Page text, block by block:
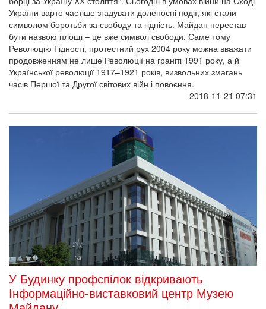
України варто частіше згадувати доленосні події, які стали
символом боротьби за свободу та гідність. Майдан перестав
бути назвою площі – це вже символ свободи. Саме тому
Революцію Гідності, протестний рух 2004 року можна вважати
продовженням не лише Революції на граніті 1991 року, а й
Української революції 1917–1921 років, визвольних змагань
часів Першої та Другої світових війн і повоєння.
2018-11-21 07:31
У Будинку профспілок відкривають
Інформаційно-виставковий центр Музею